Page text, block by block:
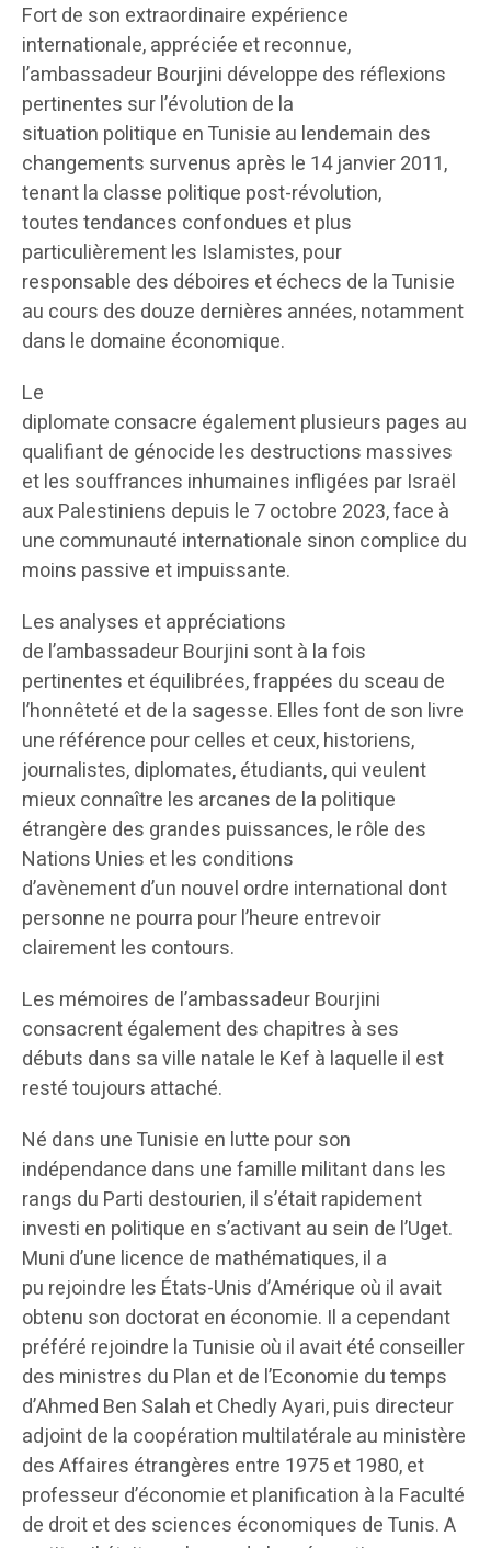
Fort de son extraordinaire expérience
internationale, appréciée et reconnue,
l’ambassadeur Bourjini développe des réflexions
pertinentes sur l’évolution de la
situation politique en Tunisie au lendemain des
changements survenus après le 14 janvier 2011,
tenant la classe politique post-révolution,
toutes tendances confondues et plus
particulièrement les Islamistes, pour
responsable des déboires et échecs de la Tunisie
au cours des douze dernières années, notamment
dans le domaine économique.
Le
diplomate consacre également plusieurs pages au
qualifiant de génocide les destructions massives
et les souffrances inhumaines infligées par Israël
aux Palestiniens depuis le 7 octobre 2023, face à
une communauté internationale sinon complice du
moins passive et impuissante.
Les analyses et appréciations
de l’ambassadeur Bourjini sont à la fois
pertinentes et équilibrées, frappées du sceau de
l’honnêteté et de la sagesse. Elles font de son livre
une référence pour celles et ceux, historiens,
journalistes, diplomates, étudiants, qui veulent
mieux connaître les arcanes de la politique
étrangère des grandes puissances, le rôle des
Nations Unies et les conditions
d’avènement d’un nouvel ordre international dont
personne ne pourra pour l’heure entrevoir
clairement les contours.
Les mémoires de l’ambassadeur Bourjini
consacrent également des chapitres à ses
débuts dans sa ville natale le Kef à laquelle il est
resté toujours attaché.
Né dans une Tunisie en lutte pour son
indépendance dans une famille militant dans les
rangs du Parti destourien, il s’était rapidement
investi en politique en s’activant au sein de l’Uget.
Muni d’une licence de mathématiques, il a
pu rejoindre les États-Unis d’Amérique où il avait
obtenu son doctorat en économie. Il a cependant
préféré rejoindre la Tunisie où il avait été conseiller
des ministres du Plan et de l’Economie du temps
d’Ahmed Ben Salah et Chedly Ayari, puis directeur
adjoint de la coopération multilatérale au ministère
des Affaires étrangères entre 1975 et 1980, et
professeur d’économie et planification à la Faculté
de droit et des sciences économiques de Tunis. A